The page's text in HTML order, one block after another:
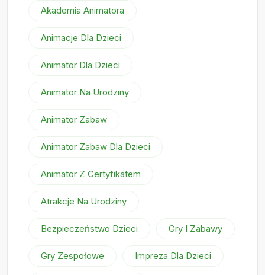
Akademia Animatora
Animacje Dla Dzieci
Animator Dla Dzieci
Animator Na Urodziny
Animator Zabaw
Animator Zabaw Dla Dzieci
Animator Z Certyfikatem
Atrakcje Na Urodziny
Bezpieczeństwo Dzieci Gry I Zabawy
Gry Zespołowe Impreza Dla Dzieci